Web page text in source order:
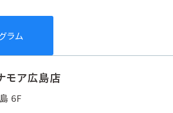
ラム
モア広島店
6F